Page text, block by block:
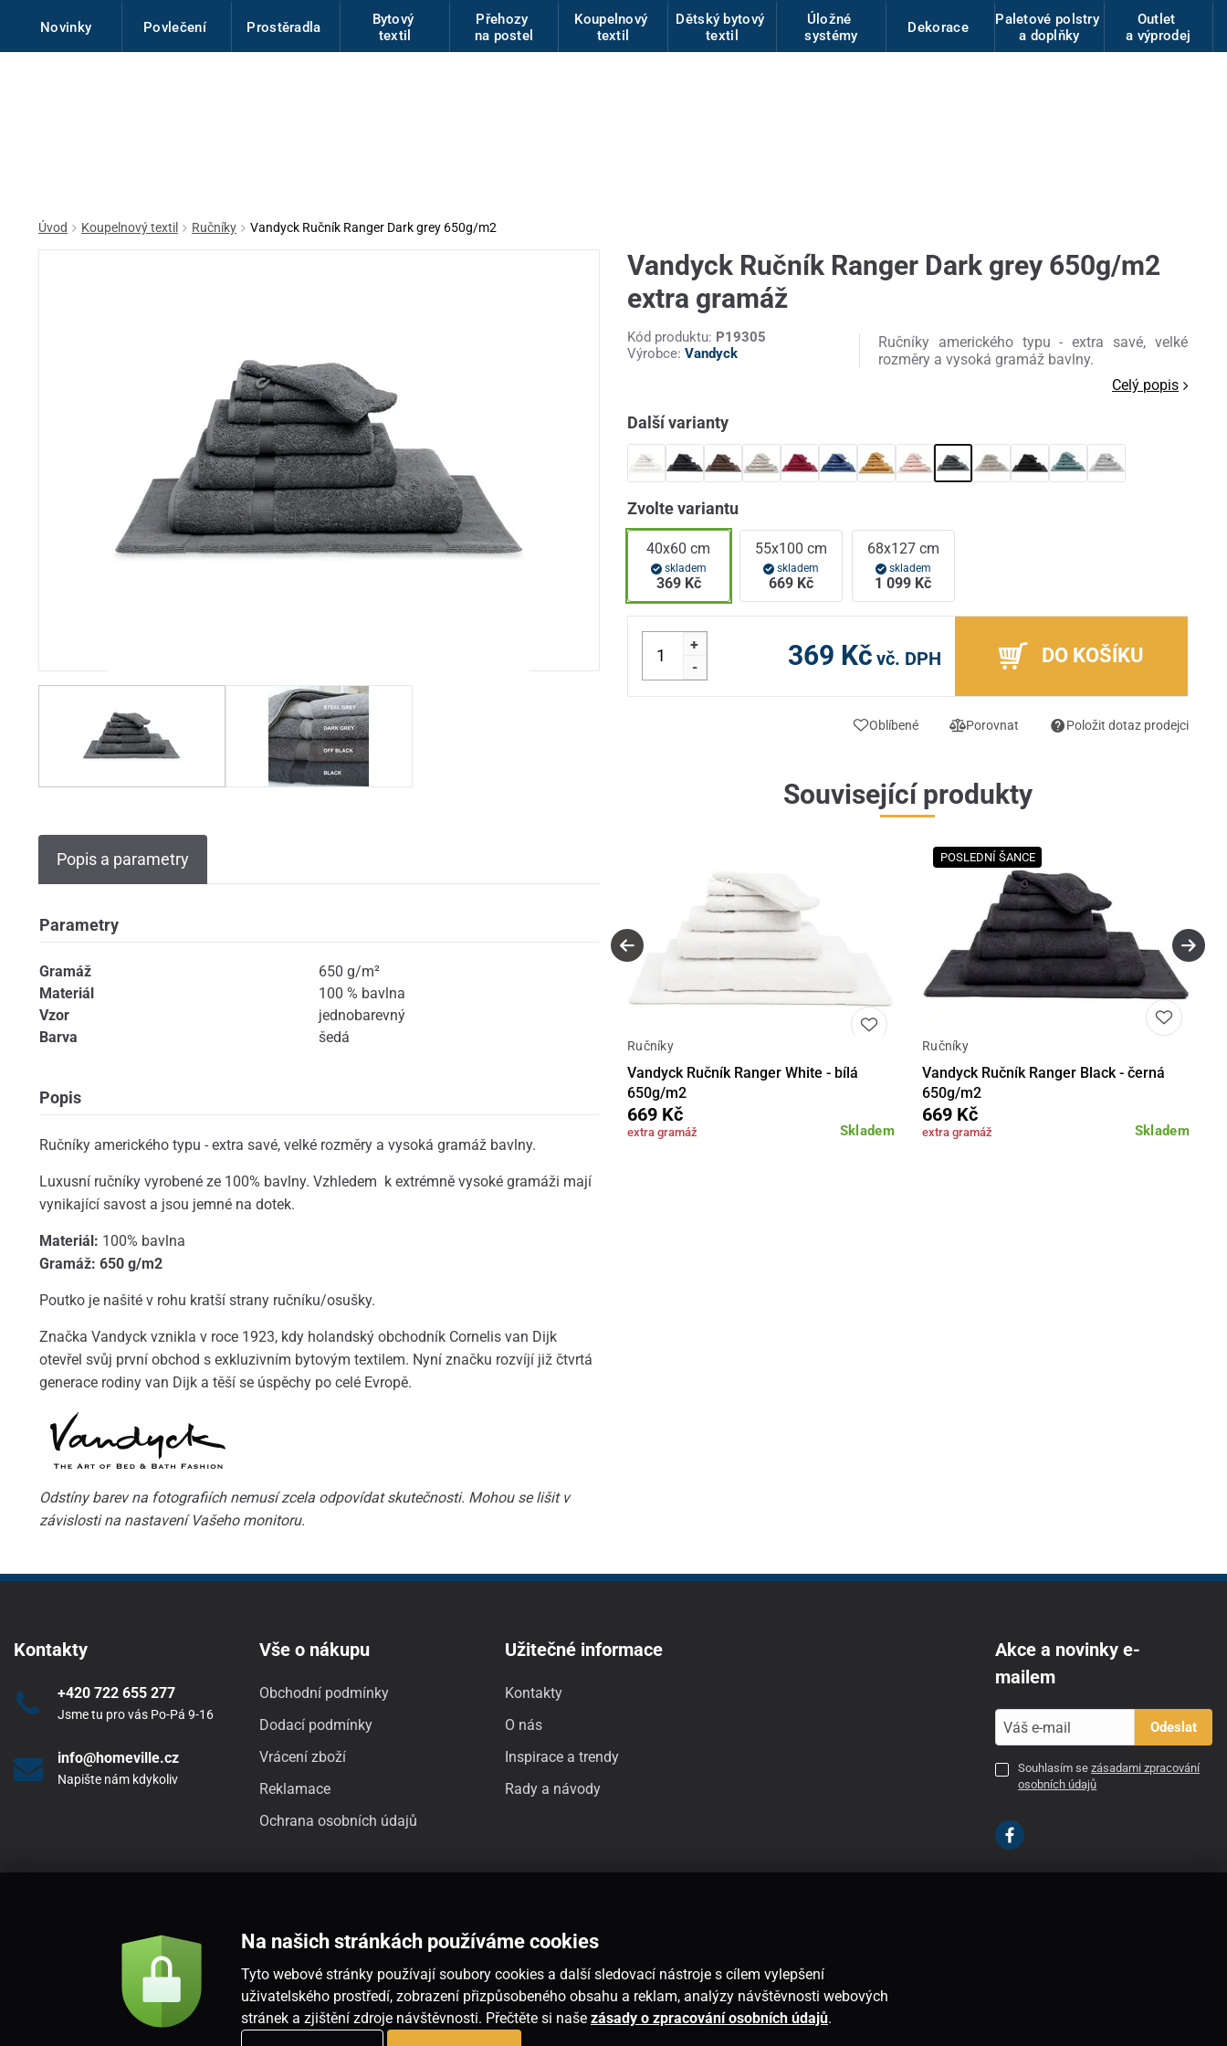
Novinky Povlečení Prostěradla
Bytový
textil
Přehozy
na postel
Koupelnový
textil
Dětský bytový
textil
Úložné
systémy
Dekorace
Paletové polstry
a doplňky
Outlet
a výprodej
Úvod Koupelnový textil Ručníky Vandyck Ručník Ranger Dark grey 650g/m2
Popis a parametry
Parametry
Gramáž
650 g/m²
Materiál
100 % bavlna
Vzor
jednobarevný
Barva
šedá
Popis
Ručníky amerického typu - extra savé, velké rozměry a vysoká gramáž bavlny.
Luxusní ručníky vyrobené ze 100% bavlny. Vzhledem k extrémně vysoké gramáži mají
vynikající savost a jsou jemné na dotek.
Materiál: 100% bavlna
Gramáž: 650 g/m2
Poutko je našité v rohu kratší strany ručníku/osušky.
Značka Vandyck vznikla v roce 1923, kdy holandský obchodník Cornelis van Dijk
otevřel svůj první obchod s exkluzivním bytovým textilem. Nyní značku rozvíjí již čtvrtá
generace rodiny van Dijk a těší se úspěchy po celé Evropě.
Odstíny barev na fotografiích nemusí zcela odpovídat skutečnosti. Mohou se lišit v
závislosti na nastavení Vašeho monitoru.
Vandyck Ručník Ranger Dark grey 650g/m2
extra gramáž
Kód produktu: P19305
Výrobce: Vandyck
Ručníky amerického typu - extra savé, velké
rozměry a vysoká gramáž bavlny.
Celý popis
Další varianty
Zvolte variantu
40x60 cm
skladem
369 Kč
55x100 cm
skladem
669 Kč
68x127 cm
skladem
1 099 Kč
+
-
369 Kč vč. DPH DO KOŠÍKU
Oblíbené Porovnat Položit dotaz prodejci
Související produkty
Ručníky
Vandyck Ručník Ranger White - bílá
650g/m2
Skladem
669 Kč
extra gramáž
POSLEDNÍ ŠANCE
Ručníky
Vandyck Ručník Ranger Black - černá
650g/m2
Skladem
669 Kč
extra gramáž
Kontakty
+420 722 655 277
Jsme tu pro vás Po-Pá 9-16
info@homeville.cz
Napište nám kdykoliv
Vše o nákupu
Obchodní podmínky
Dodací podmínky
Vrácení zboží
Reklamace
Ochrana osobních údajů
Užitečné informace
Kontakty
O nás
Inspirace a trendy
Rady a návody
Akce a novinky e-
mailem
Odeslat
Souhlasím sezásadami zpracování
osobních údajů
Na našich stránkách používáme cookies
Tyto webové stránky používají soubory cookies a další sledovací nástroje s cílem vylepšení
uživatelského prostředí, zobrazení přizpůsobeného obsahu a reklam, analýzy návštěvnosti webových
stránek a zjištění zdroje návštěvnosti. Přečtěte si naše zásady o zpracování osobních údajů.